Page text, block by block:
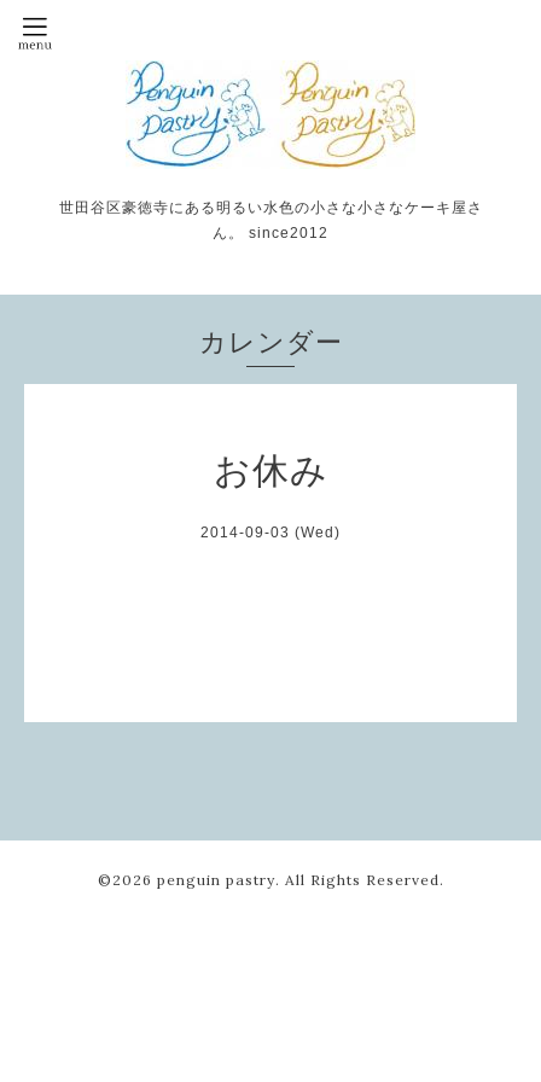
世田谷区豪徳寺にある明るい水色の小さな小さなケーキ屋さ
ん。 since2012
カレンダー
お休み
2014-09-03 (Wed)
©2026 penguin pastry. All Rights Reserved.